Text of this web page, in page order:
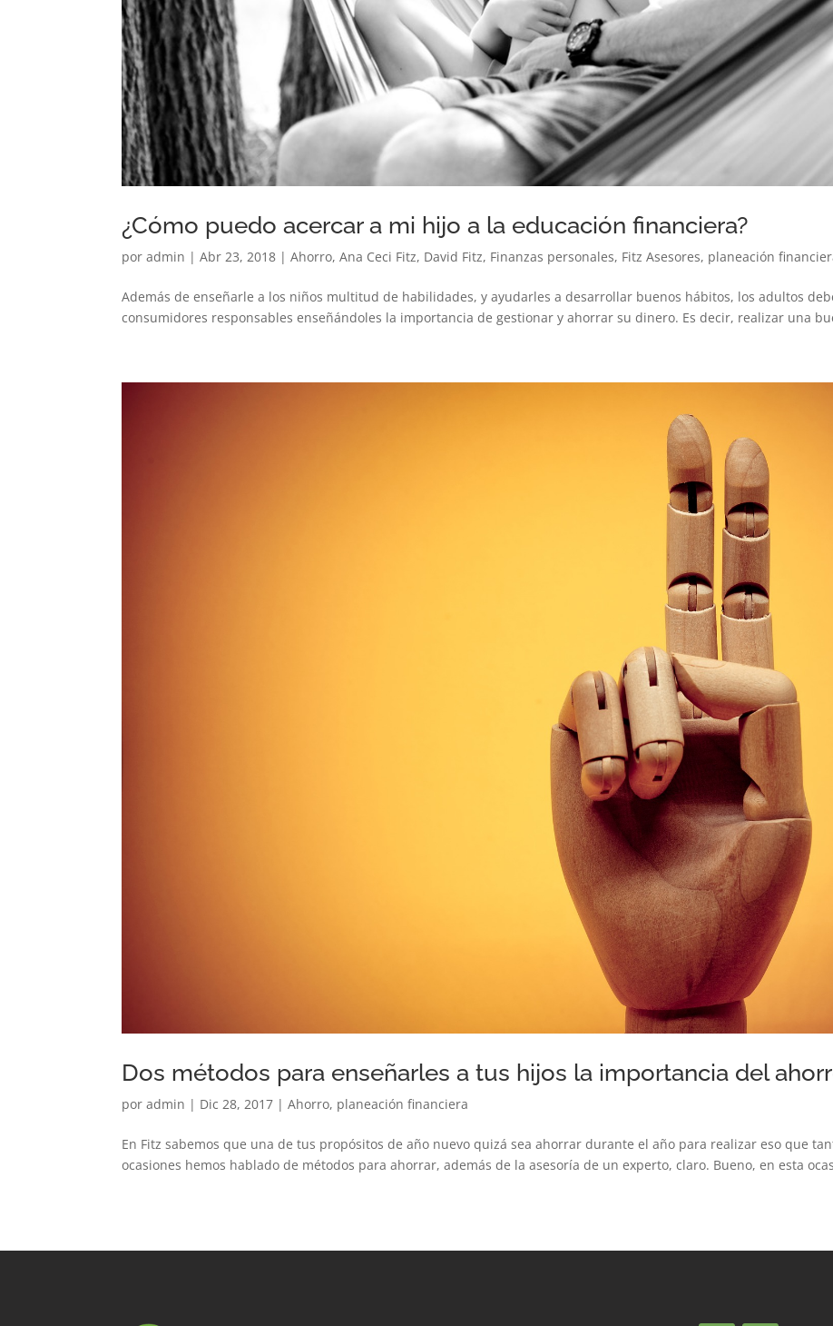
¿Cómo puedo acercar a mi hijo a la educación financiera?
poradmin |Abr 23, 2018 |Ahorro,Ana Ceci Fitz, David Fitz, Finanzas personales, Fitz Asesores, planeación
Además de enseñarle a los niños multitud de habilidades, y ayudarles a desarrollar buenos hábitos, los adultos
consumidores responsables enseñándoles la importancia de gestionar y ahorrar su dinero. Es decir, realizar una
Dos métodos para enseñarles a tus hijos la importancia del
poradmin | Dic 28, 2017 |Ahorro, planeación financiera
En Fitz sabemos que una de tus propósitos de año nuevo quizá sea ahorrar durante el año para realizar eso que
ocasiones hemos hablado de métodos para ahorrar, además de la asesoría de un experto, claro. Bueno, en esta